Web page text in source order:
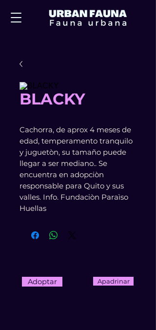
BLACKY
Cachorra, de aprox 4 meses de
edad, temperamento tranquilo
y juguetòn, su tamaño puede
llegar a ser mediano.. Se
encuentra en adopciòn
responsable para Quito y sus
valles. Info. Fundaciòn Paraìso
Huellas
Adoptar Apadrinar